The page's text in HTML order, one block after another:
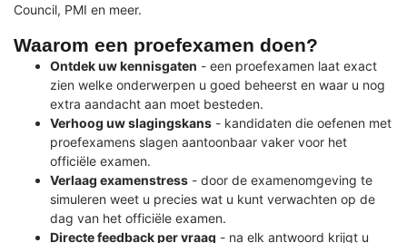
Council, PMI en meer.
Waarom een proefexamen doen?
Ontdek uw kennisgaten - een proefexamen laat exact
zien welke onderwerpen u goed beheerst en waar u nog
extra aandacht aan moet besteden.
Verhoog uw slagingskans - kandidaten die oefenen met
proefexamens slagen aantoonbaar vaker voor het
officiële examen.
Verlaag examenstress - door de examenomgeving te
simuleren weet u precies wat u kunt verwachten op de
dag van het officiële examen.
Directe feedback per vraag - na elk antwoord krijgt u